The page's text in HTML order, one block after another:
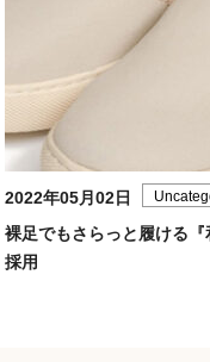
2022年05月02日
裸足でもさらっと履ける
採用